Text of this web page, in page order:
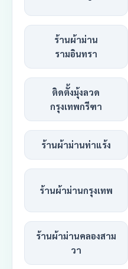
ร้านผ้าม่าน
รามอินทรา
ติดตั้งมุ้งลวด
กรุงเทพกรีฑา
ร้านผ้าม่านท่าแร้ง
ร้านผ้าม่านกรุงเทพ
ร้านผ้าม่านคลองสาม
วา